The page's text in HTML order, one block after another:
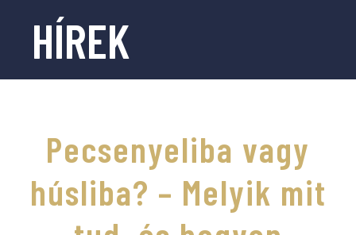
HÍREK
Pecsenyeliba vagy
húsliba? – Melyik mit